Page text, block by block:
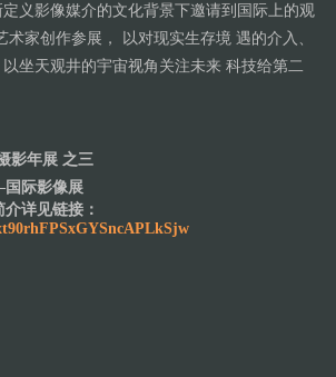
义影像媒介的文化背景下邀请到国际上的观
家创作参展， 以对现实生存境 遇的介入、
坐天观井的宇宙视角关注未来 科技给第二
影年展 之三
际影像展
详见链接：